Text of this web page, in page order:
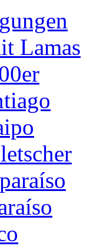
Lamas